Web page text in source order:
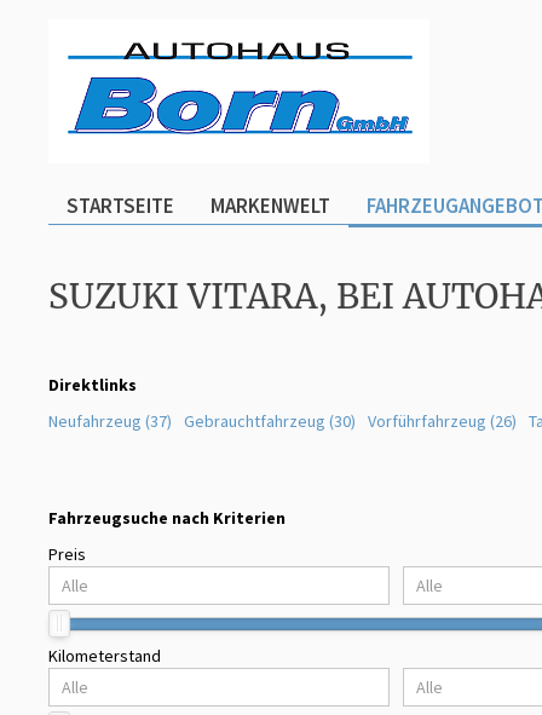
STARTSEITE MARKENWELT
SUZUKI VITARA, BEI
Direktlinks
Neufahrzeug (37)
Gebrauchtfahrzeug (30) Vorführfahrzeug (26)
Fahrzeugsuche nach Kriterien
Preis
Kilometerstand